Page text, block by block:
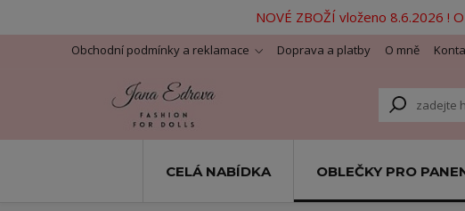
NOVÉ ZBOŽÍ vloženo 8.6.2026 !
Obchodní podmínky a reklamace Doprava a platby O mně
CELÁ NABÍDKA OBLEČKY PRO